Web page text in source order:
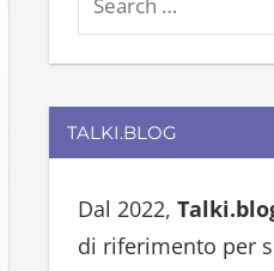
e
a
r
c
f
o
TALKI.BLOG
Dal 2022,
di riferimento per